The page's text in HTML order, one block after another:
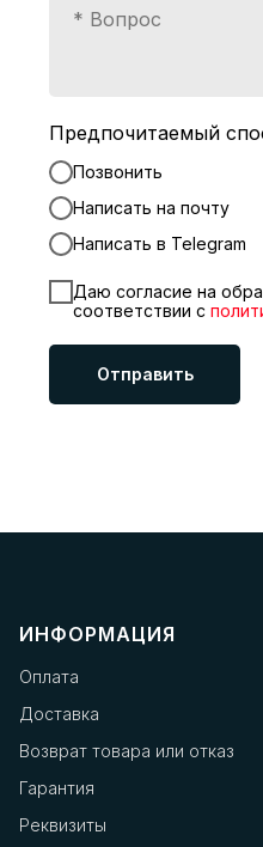
Предпочитаемый
Позвонить
Написать на почту
Написать в Telegram
Даю согласие на
соответствии с
Отправить
ИНФОРМАЦИЯ
Оплата
Доставка
Возврат товара или отказ
Гарантия
Реквизиты